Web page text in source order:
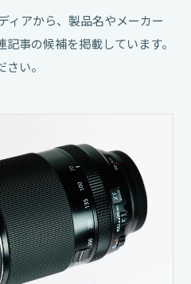
ィアから、製品名やメーカー
事の候補を掲載しています。
い。